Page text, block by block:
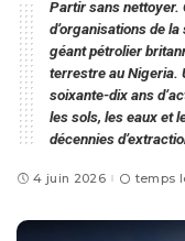
Partir sans nettoyer.
d’organisations de
géant pétrolier
terrestre au Nigeria.
soixante-dix ans
les sols, les eaux et
décennies
4 juin 2026 temps